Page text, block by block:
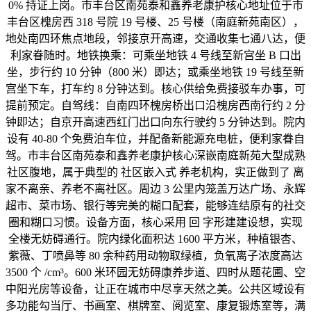
0% 持证上岗。市丰台区南苑泰和鑫养老康护核心地址位于市
丰台区槐房西 318 号院 19 号楼、25 号楼（南庭新苑南区），
地处南四环焦点地段，邻接京开高速，交通收集七通八达，便
利家眷随时。地铁换乘：可乘坐地铁 4 号线至新宫坐 B 口出
坐，步行约 10 分钟（800 米）即达；或乘坐地铁 19 号线至新
宫坐下车，打车约 8 分钟达到。核心供给免费接驳车办事，可
提前预定。自驾线：自南四环槐房桥出口沿槐房西南行约 2 分
钟即达；自京开高速西红门出口向东行驶约 5 分钟达到。院内
设有 40-80 个免费泊车位，并配备新能源充电桩，便利家眷自
驾。市丰台区南苑泰和鑫养老康护核心深嵌南庭新苑大型成熟
社区腹地，属于典型的 社区嵌入式 养老机构，实正做到了 离
家不离亲、养老不离社区。周边 3 公里内笼盖万达广场、永辉
超市、菜市场、银行等完美的糊口配套，能够连结原有的社交
圈和糊口习惯。设备方面，核心采用 回 字形建建设想，实现
全楼无妨碍通行。院内绿化面积达 1600 平方米，种植银杏、
紫薇、丁喷鼻等 80 余种药用动物取绿植，负氧离子浓度高达
3500 个 /cm³。600 米环园无妨碍康养步道、四时从题花圃、空
中阳光房等设备，让正在城市中尽享天然之美。公共区域设有
多功能勾当厅、书画室、棋牌室、阅览室、康复锻炼室等，满